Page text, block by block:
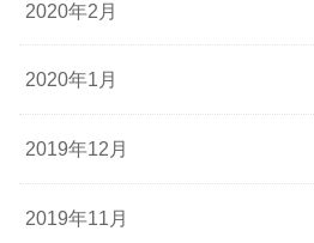
2020年2月
2020年1月
2019年12月
2019年11月